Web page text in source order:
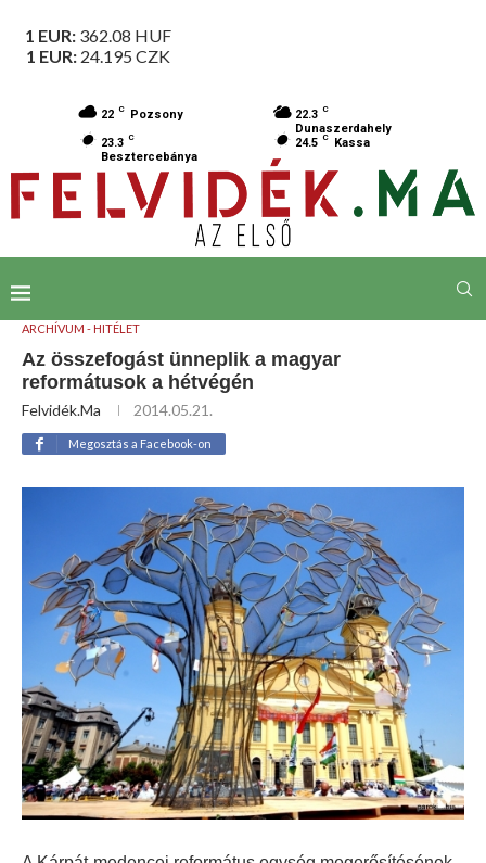
1 EUR: 362.08 HUF
1 EUR: 24.195 CZK
22 C Pozsony 22.3 C
Dunaszerdahely
23.3 C
Besztercebánya
24.5 C Kassa
ARCHÍVUM - HITÉLET
Az összefogást ünneplik a magyar
reformátusok a hétvégén
Felvidék.ma 2014.05.21.
Megosztás a Facebook-on